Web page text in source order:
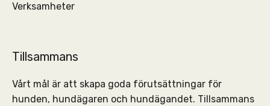
Verksamheter
Tillsammans
Vårt mål är att skapa goda förutsättningar för
hunden, hundägaren och hundägandet. Tillsammans